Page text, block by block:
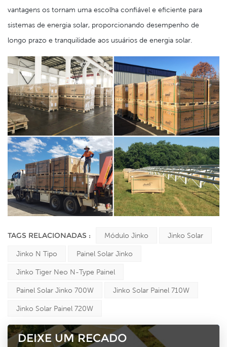
vantagens os tornam uma escolha confiável e eficiente para
sistemas de energia solar, proporcionando desempenho de
longo prazo e tranquilidade aos usuários de energia solar.
TAGS RELACIONADAS : Módulo Jinko Jinko Solar
Jinko N Tipo Painel Solar Jinko
Jinko Tiger Neo N-Type Painel
Painel Solar Jinko 700W Jinko Solar Painel 710W
Jinko Solar Painel 720W
DEIXE UM RECADO